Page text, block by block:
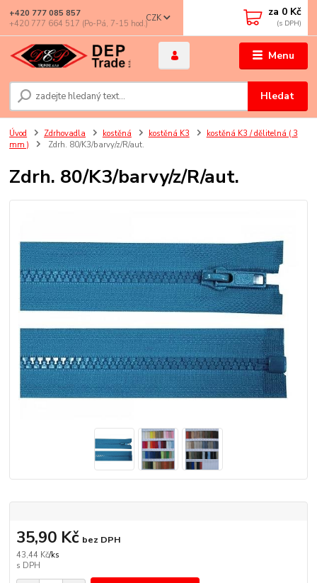
Menu
CZK
Hledat
+420 777 085 857
+420 777 664 517 (Po-Pá, 7-15 hod.)
za 0 Kč
Úvod Zdrhovadla kostěná kostěná K3
kostěná K3 / dělitelná ( 3
mm )
Zdrh. 80/K3/barvy/z/R/aut.
Zdrh. 80/K3/barvy/z/R/aut.
43,44 Kč/ks
35,90 Kč bez DPH